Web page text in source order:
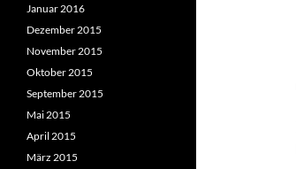
Januar 2016
Dezember 2015
November 2015
Oktober 2015
September 2015
Mai 2015
April 2015
März 2015